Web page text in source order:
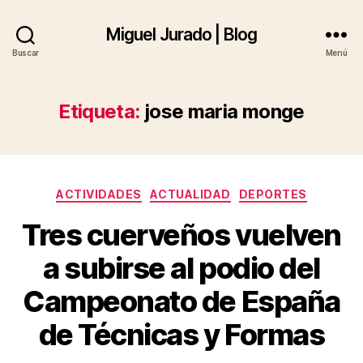
Buscar
Miguel Jurado | Blog
Menú
Etiqueta: jose maria monge
Categorías
ACTIVIDADES ACTUALIDAD DEPORTES
Tres cuerveños vuelven
a subirse al podio del
Campeonato de España
de Técnicas y Formas